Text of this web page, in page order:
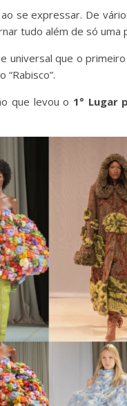
se expressar. De
tudo além de só uma
universal que o
que levou o 1° Lugar